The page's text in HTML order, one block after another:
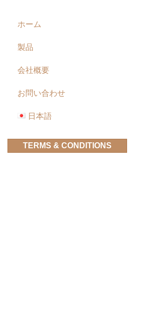
ホーム
製品
会社概要
お問い合わせ
日本語
TERMS & CONDITIONS